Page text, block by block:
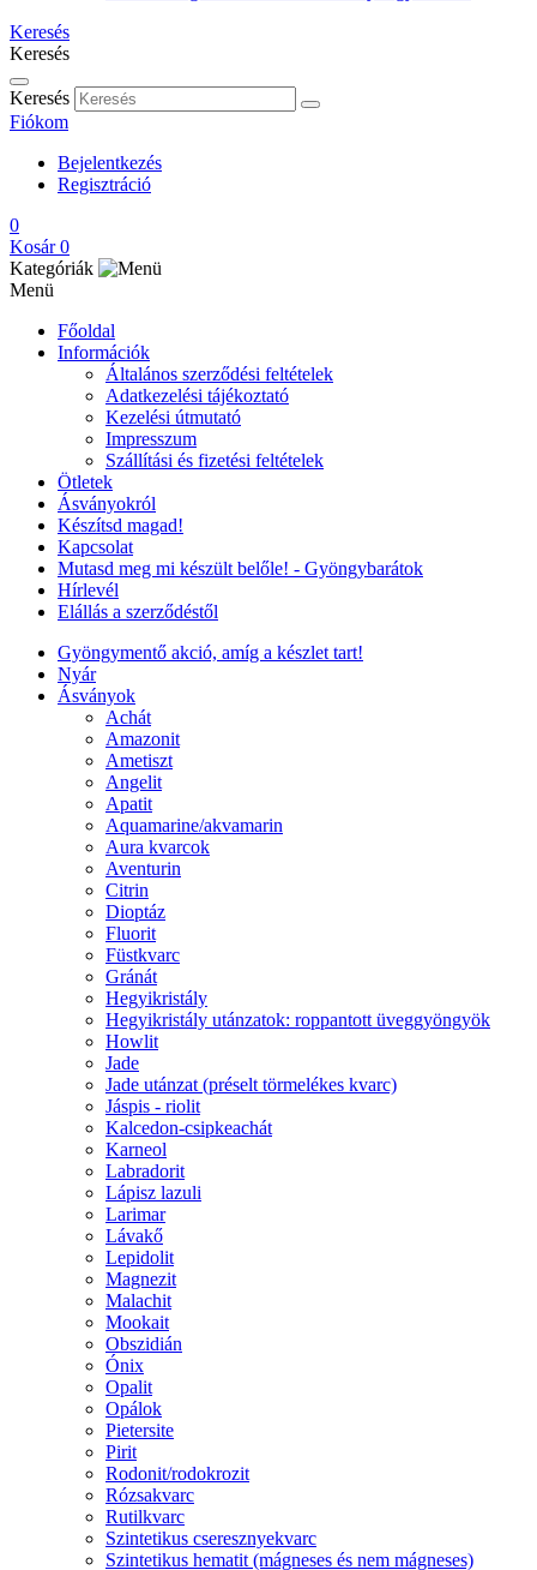
Keresés
Keresés
Keresés
Fiókom
Bejelentkezés
Regisztráció
0
Kosár 0
Kategóriák
Menü
Főoldal
Információk
Általános szerződési feltételek
Adatkezelési tájékoztató
Kezelési útmutató
Impresszum
Szállítási és fizetési feltételek
Ötletek
Ásványokról
Készítsd magad!
Kapcsolat
Mutasd meg mi készült belőle! - Gyöngybarátok
Hírlevél
Elállás a szerződéstől
Gyöngymentő akció, amíg a készlet tart!
Nyár
Ásványok
Achát
Amazonit
Ametiszt
Angelit
Apatit
Aquamarine/akvamarin
Aura kvarcok
Aventurin
Citrin
Dioptáz
Fluorit
Füstkvarc
Gránát
Hegyikristály
Hegyikristály utánzatok: roppantott üveggyöngyök
Howlit
Jade
Jade utánzat (préselt törmelékes kvarc)
Jáspis - riolit
Kalcedon-csipkeachát
Karneol
Labradorit
Lápisz lazuli
Larimar
Lávakő
Lepidolit
Magnezit
Malachit
Mookait
Obszidián
Ónix
Opalit
Opálok
Pietersite
Pirit
Rodonit/rodokrozit
Rózsakvarc
Rutilkvarc
Szintetikus cseresznyekvarc
Szintetikus hematit (mágneses és nem mágneses)